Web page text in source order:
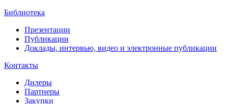
Библиотека
Презентации
Публикации
Доклады, интервью, видео и электронные публикации
Контакты
Дилеры
Партнеры
Закупки